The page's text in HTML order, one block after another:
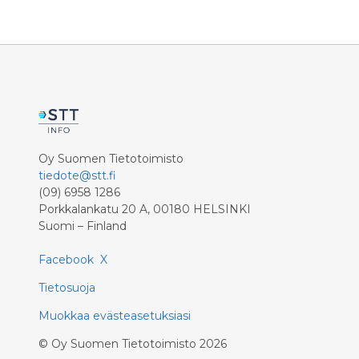
riistoon. Vastatoimena EU:n tulee
Oy Suomen Tietotoimisto
tiedote@stt.fi
(09) 6958 1286
Porkkalankatu 20 A, 00180 HELSINKI
Suomi – Finland
Facebook X
Tietosuoja
Muokkaa evästeasetuksiasi
© Oy Suomen Tietotoimisto 2026